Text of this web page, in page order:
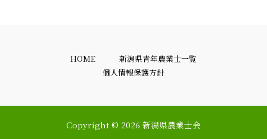
HOME
新潟県青年農業士一覧
個人情報保護方針
Copyright © 2026 新潟県農業士会